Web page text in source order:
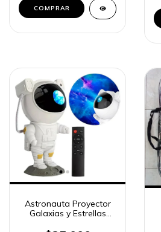
COMPRAR
Astronauta Proyector
Galaxias y Estrellas